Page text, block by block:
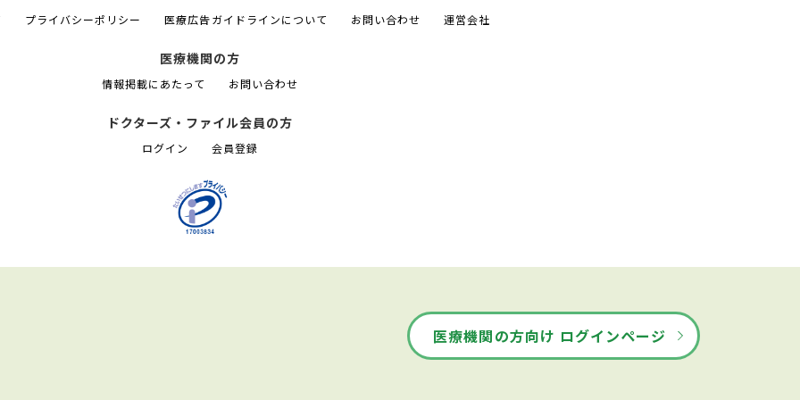
プライバシーポリシー 医療広告ガイドラインについて お問い合わせ 運営会社
医療機関の方
情報掲載にあたって お問い合わせ
ドクターズ・ファイル会員の方
ログイン 会員登録
医療機関の方向け ログインページ